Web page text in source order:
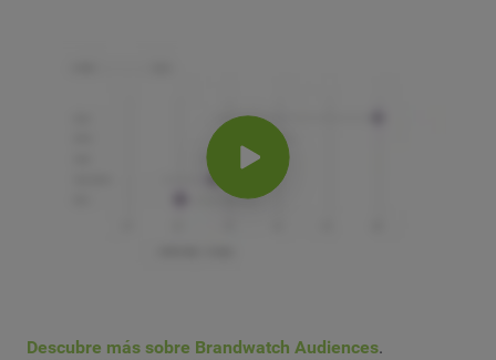
Descubre más sobre Brandwatch Audiences.